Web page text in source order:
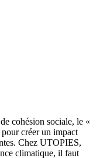
cohésion sociale, le «
créer un impact
Chez UTOPIES,
climatique, il faut